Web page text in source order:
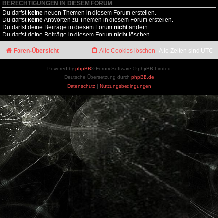
BERECHTIGUNGEN IN DIESEM FORUM
Du darfst keine neuen Themen in diesem Forum erstellen.
Du darfst keineAntworten zu Themen in diesem Forum erstellen.
Du darfst deine Beiträge in diesem Forum nicht ändern.
Du darfst deine Beiträge in diesem Forum nicht löschen.
Foren-Übersicht Alle Zeiten sind UTC
Alle Cookies löschen
Powered by phpBB® Forum Software © phpBB Limited
Deutsche Übersetzung durch phpBB.de
Datenschutz| Nutzungsbedingungen